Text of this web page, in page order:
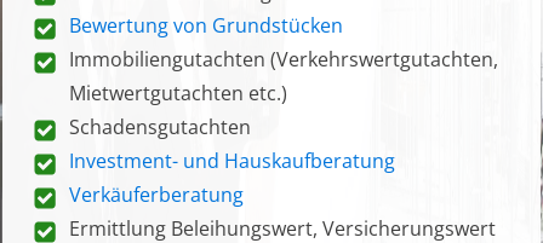
Bewertung von Grundstücken
Immobiliengutachten (Verkehrswertgutachten,
Mietwertgutachten etc.)
Schadensgutachten
Investment- und Hauskaufberatung
Verkäuferberatung
Ermittlung Beleihungswert, Versicherungswert